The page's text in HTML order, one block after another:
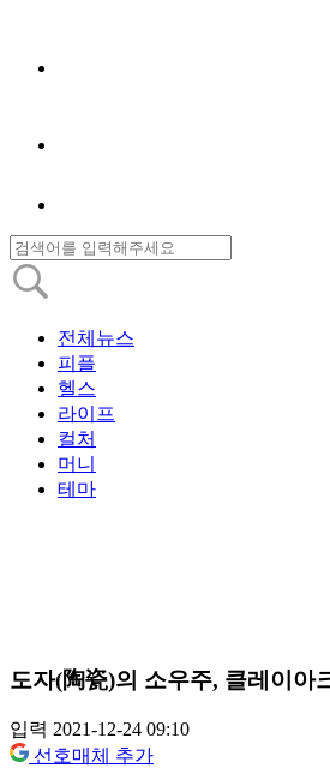
전체뉴스
피플
헬스
라이프
컬처
머니
테마
도자(陶瓷)의 소우주, 클레이아
입력 2021-12-24 09:10
선호매체 추가